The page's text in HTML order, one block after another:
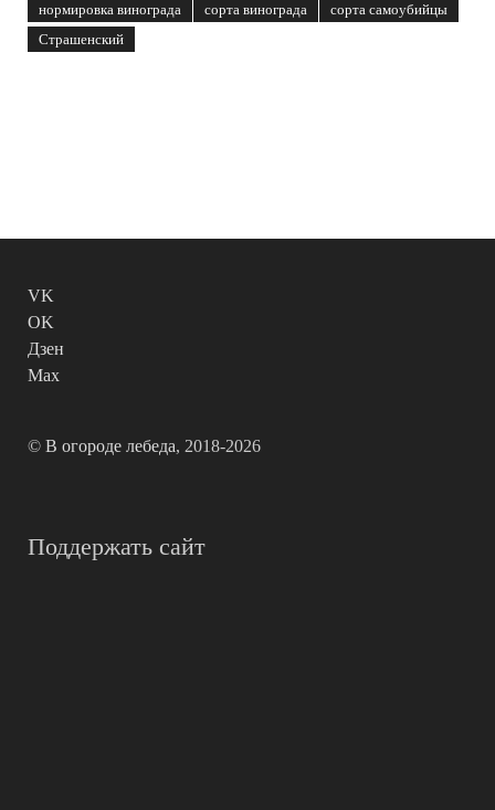
нормировка винограда
сорта винограда
сорта самоубийцы
Страшенский
VK
OK
Дзен
Max
© В огороде лебеда, 2018-2026
Поддержать сайт